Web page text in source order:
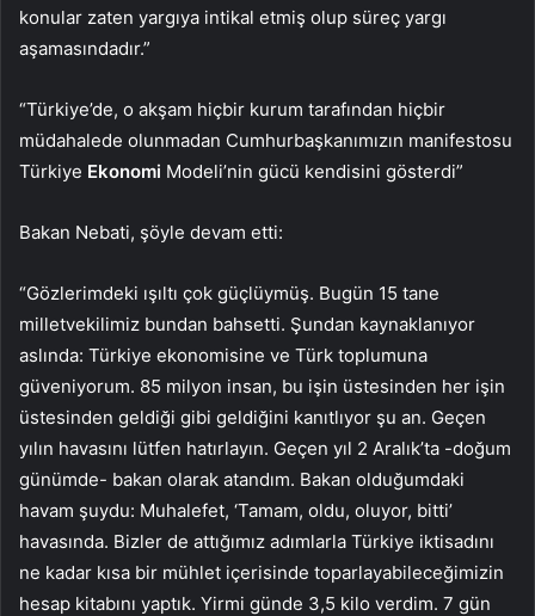
konular zaten yargıya intikal etmiş olup süreç yargı
aşamasındadır.”
“Türkiye’de, o akşam hiçbir kurum tarafından hiçbir
müdahalede olunmadan Cumhurbaşkanımızın manifestosu
Türkiye Ekonomi Modeli’nin gücü kendisini gösterdi”
Bakan Nebati, şöyle devam etti:
“Gözlerimdeki ışıltı çok güçlüymüş. Bugün 15 tane
milletvekilimiz bundan bahsetti. Şundan kaynaklanıyor
aslında: Türkiye ekonomisine ve Türk toplumuna
güveniyorum. 85 milyon insan, bu işin üstesinden her işin
üstesinden geldiği gibi geldiğini kanıtlıyor şu an. Geçen
yılın havasını lütfen hatırlayın. Geçen yıl 2 Aralık’ta -doğum
günümde- bakan olarak atandım. Bakan olduğumdaki
havam şuydu: Muhalefet, ‘Tamam, oldu, oluyor, bitti’
havasında. Bizler de attığımız adımlarla Türkiye iktisadını
ne kadar kısa bir mühlet içerisinde toparlayabileceğimizin
hesap kitabını yaptık. Yirmi günde 3,5 kilo verdim. 7 gün